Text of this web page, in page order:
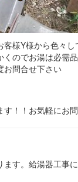
様Y様から色々
のでお湯は必需品
お問合せ下さい
！！お気軽にお問
す。給湯器工事